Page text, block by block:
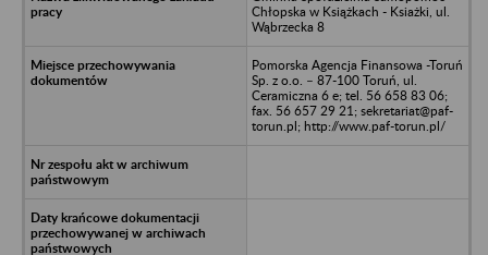
Chłopska w Książkach - Ksiażki, ul.
Wąbrzecka 8
Pomorska Agencja Finansowa -Toruń
Sp. z o.o. – 87-100 Toruń, ul.
Ceramiczna 6 e; tel. 56 658 83 06;
fax. 56 657 29 21; sekretariat@paf-
torun.pl; http://www.paf-torun.pl/